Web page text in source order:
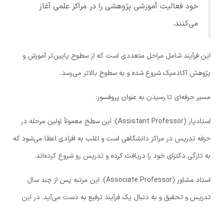
خود فعالیت آموزشی پژوهشی را در مراکز علمی آغاز
می‌کنند.
این فرآیند شامل مراحل متعددی است که از سطوح پایین‌تر آموزش و
پژوهش آکادمیک شروع شده و به سطوح بالاتر می‌رسد.
مسیر حرفه‌ای تا رسیدن به عنوان پروفسور:
استادیار (Assistant Professor): این سطح معمولاً اولین مرحله در
حرفه تدریس در مراکز دانشگاهی است و اغلب به افرادی اعطا می‌شود که
به تازگی دکترای خود را دریافت کرده و تدریس رو شروع کرده‌اند.
استاد مشاور (Associate Professor): این مرتبه پس از چند سال
تدریس و تحقیق و به دنبال یک فرآیند ترفیع به دست می‌آید. در این